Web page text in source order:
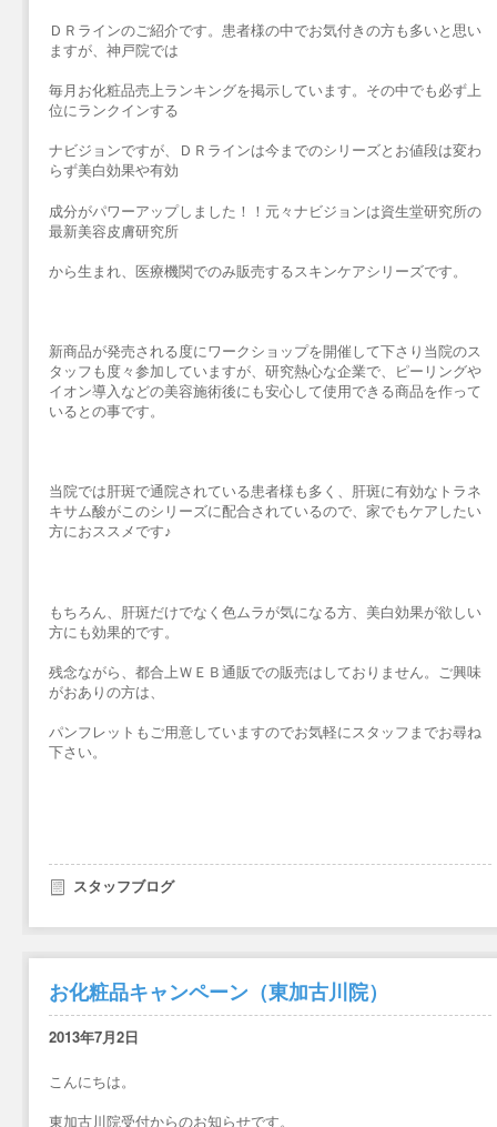
ＤＲラインのご紹介です。患者様の中でお気付きの方も多いと思い
ますが、神戸院では
毎月お化粧品売上ランキングを掲示しています。その中でも必ず上
位にランクインする
ナビジョンですが、ＤＲラインは今までのシリーズとお値段は変わ
らず美白効果や有効
成分がパワーアップしました！！元々ナビジョンは資生堂研究所の
最新美容皮膚研究所
から生まれ、医療機関でのみ販売するスキンケアシリーズです。
新商品が発売される度にワークショップを開催して下さり当院のス
タッフも度々参加していますが、研究熱心な企業で、ピーリングや
イオン導入などの美容施術後にも安心して使用できる商品を作って
いるとの事です。
当院では肝斑で通院されている患者様も多く、肝斑に有効なトラネ
キサム酸がこのシリーズに配合されているので、家でもケアしたい
方におススメです♪
もちろん、肝斑だけでなく色ムラが気になる方、美白効果が欲しい
方にも効果的です。
残念ながら、都合上ＷＥＢ通販での販売はしておりません。ご興味
がおありの方は、
パンフレットもご用意していますのでお気軽にスタッフまでお尋ね
下さい。
スタッフブログ
お化粧品キャンペーン（東加古川院）
2013年7月2日
こんにちは。
東加古川院受付からのお知らせです。